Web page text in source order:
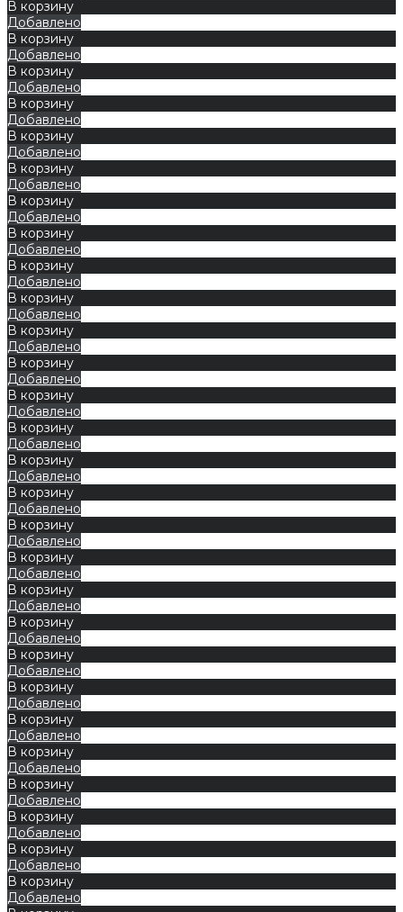
В корзину
Добавлено
В корзину
Добавлено
В корзину
Добавлено
В корзину
Добавлено
В корзину
Добавлено
В корзину
Добавлено
В корзину
Добавлено
В корзину
Добавлено
В корзину
Добавлено
В корзину
Добавлено
В корзину
Добавлено
В корзину
Добавлено
В корзину
Добавлено
В корзину
Добавлено
В корзину
Добавлено
В корзину
Добавлено
В корзину
Добавлено
В корзину
Добавлено
В корзину
Добавлено
В корзину
Добавлено
В корзину
Добавлено
В корзину
Добавлено
В корзину
Добавлено
В корзину
Добавлено
В корзину
Добавлено
В корзину
Добавлено
В корзину
Добавлено
В корзину
Добавлено